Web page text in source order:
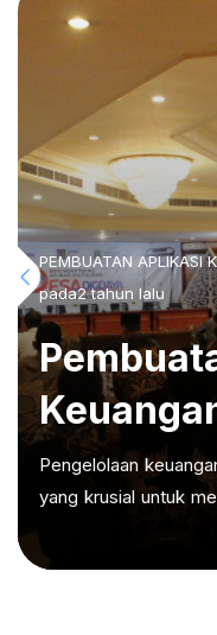
PEMBUATAN APLIKASI
pada2 tahun lalu
Pengelolaan
yang krusial untuk